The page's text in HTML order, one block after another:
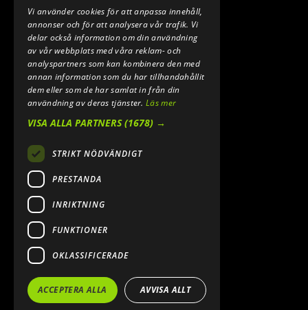
E-POST:
INFO@SPEEDSHOPEN.SE
ÅNGRA MITT KÖP
2026. ALL RIGHTS RESERVED.
POWERED BY EMPORI CMS
Vi använder cookies för att anpassa innehåll,
annonser och för att analysera vår trafik. Vi
delar också information om din användning
av vår webbplats med våra reklam- och
analyspartners som kan kombinera den med
annan information som du har tillhandahållit
dem eller som de har samlat in från din
användning av deras tjänster.Läs mer
VISA ALLA PARTNERS(1678) →
STRIKT NÖDVÄNDIGT
PRESTANDA
INRIKTNING
FUNKTIONER
OKLASSIFICERADE
ACCEPTERA ALLA AVVISA ALLT